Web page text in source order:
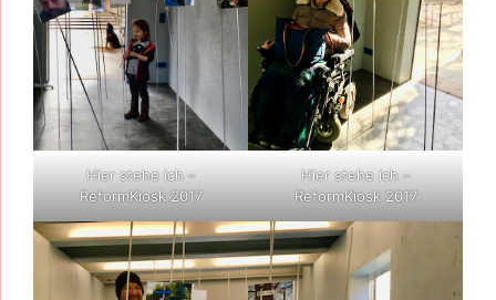
Hier stehe ich –
ReformKiosk 2017
Hier stehe ich –
ReformKiosk 2017